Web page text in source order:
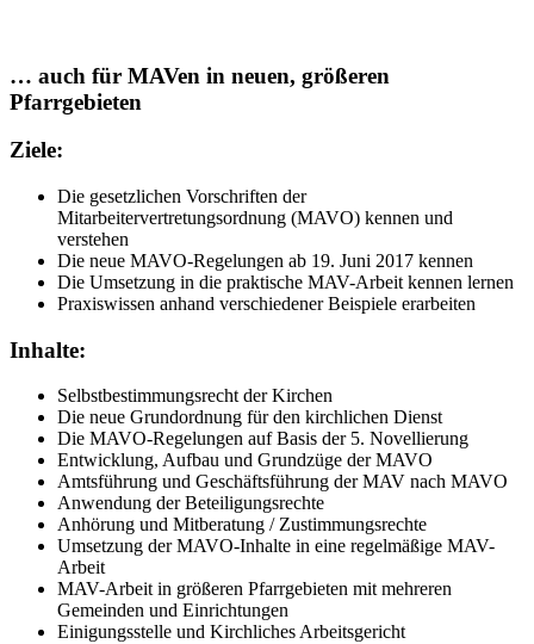
… auch für MAVen in neuen, größeren
Pfarrgebieten
Ziele:
Die gesetzlichen Vorschriften der
Mitarbeitervertretungsordnung (MAVO) kennen und
verstehen
Die neue MAVO-Regelungen ab 19. Juni 2017 kennen
Die Umsetzung in die praktische MAV-Arbeit kennen lernen
Praxiswissen anhand verschiedener Beispiele erarbeiten
Inhalte:
Selbstbestimmungsrecht der Kirchen
Die neue Grundordnung für den kirchlichen Dienst
Die MAVO-Regelungen auf Basis der 5. Novellierung
Entwicklung, Aufbau und Grundzüge der MAVO
Amtsführung und Geschäftsführung der MAV nach MAVO
Anwendung der Beteiligungsrechte
Anhörung und Mitberatung / Zustimmungsrechte
Umsetzung der MAVO-Inhalte in eine regelmäßige MAV-
Arbeit
MAV-Arbeit in größeren Pfarrgebieten mit mehreren
Gemeinden und Einrichtungen
Einigungsstelle und Kirchliches Arbeitsgericht